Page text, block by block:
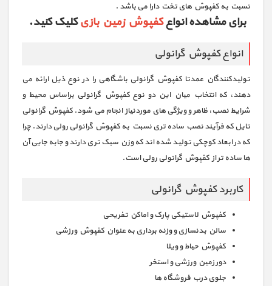
نسبت به کفپوش های تخت دارا می باشد .
برای مشاهده انواعکفپوش زمین بازیکلیک کنید.
انواع کفپوش گرانولی
تولیدکنندگان عمدتا کفپوش گرانولی باشگاهی را در نوع ذیل ارائه می
دهند، که انتخاب میان این دو نوع کفپوش گرانولی براساس محیط و
شرایط نصب، ظاهر و ویژگی های موردنیاز انجام می شود. کفپوش گرانولی
تایل که فرآیند نصب ساده تری نسبت به کفپوش گرانولی رولی دارند. چرا
که در ابعاد کوچکی تولید شده اند که وزن سبک تری دارند و جابه جایی آن
ها ساده تر از کفپوش گرانولی رولی است.
کاربرد کفپوش گرانولی
کفپوش لاستیکی پارک و اماکن تفریحی
سالن بدنسازی و وزنه برداری به عنوان کفپوش ورزشی
کفپوش حیاط و ویلا
دور زمین ورزشی و استخر
جلوی درب فروشگاه ها